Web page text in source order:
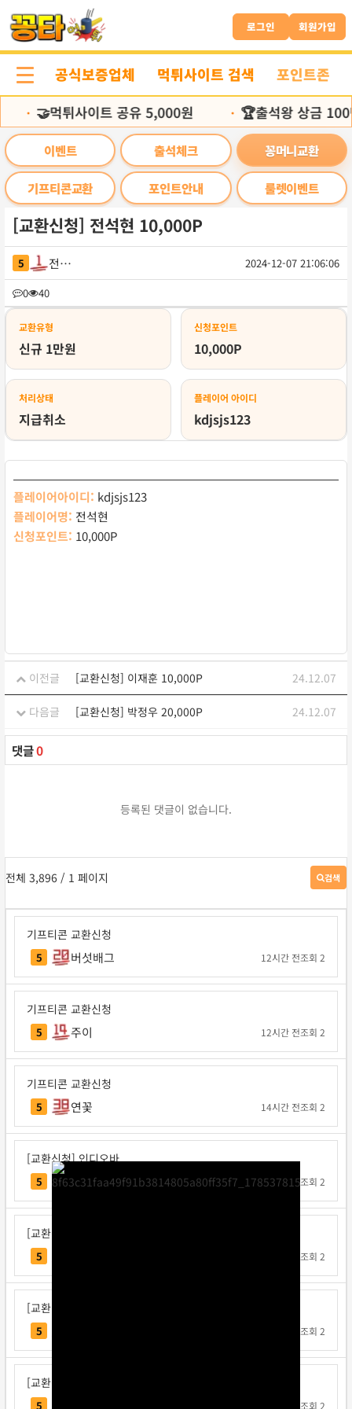
문
로
로그인 회원가입
공식보증업체 먹튀사이트 검색 포인트존
🤝먹튀사이트 공유 5,000원 🏆출석왕 상금 100
이벤트 출석체크 꽁머니교환
기프티콘교환 포인트안내 룰렛이벤트
[교환신청] 전석현 10,000P
5 전손남
2024-12-07 21:06:06
0
40
록
교환유형
신규 1만원
신청포인트
10,000P
처리상태
지급취소
플레이어 아이디
kdjsjs123
플레이어아이디: kdjsjs123
플레이어명: 전석현
신청포인트: 10,000P
이전글 [교환신청] 이재훈 10,000P 24.12.07
다음글 [교환신청] 박정우 20,000P 24.12.07
댓글0
등록된 댓글이 없습니다.
전체 3,896 / 1 페이지 검색
게
판
검
기프티콘 교환신청
5 버섯배그 12시간 전조회 2
기프티콘 교환신청
5 주이 12시간 전조회 2
기프티콘 교환신청
5 연꽃 14시간 전조회 2
[교환신청] 인디오바
5 인디오바 1일 전조회 2
[교환신청] 지크사
5 조회 2
[교환신청] 탁구왕김탁구
5 조회 2
[교환신청] 베리독
5 조회 2